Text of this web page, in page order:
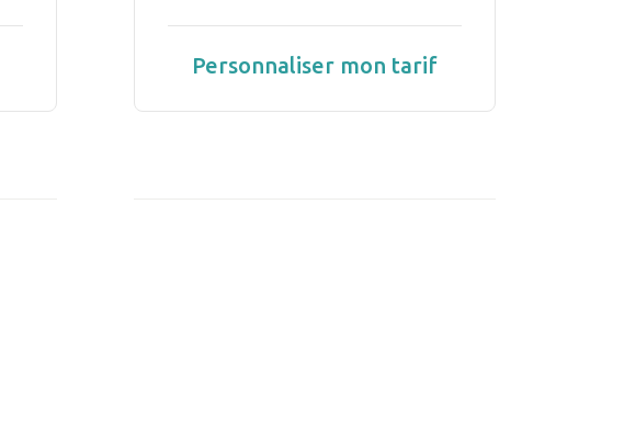
Personnaliser mon tarif